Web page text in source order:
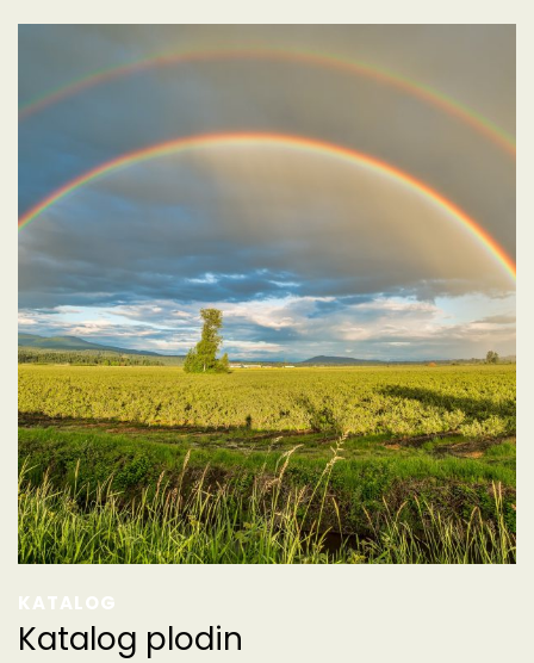
KATALOG
Katalog plodin